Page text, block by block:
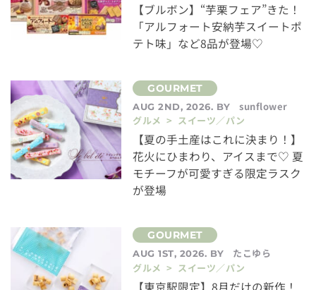
【ブルボン】“芋栗フェア”きた！
「アルフォート安納芋スイートポ
テト味」など8品が登場♡
AUG 2ND, 2026. BY
sunflower
グルメ > スイーツ／パン
【夏の手土産はこれに決まり！】
花火にひまわり、アイスまで♡ 夏
モチーフが可愛すぎる限定ラスク
が登場
AUG 1ST, 2026. BY
たこゆら
グルメ > スイーツ／パン